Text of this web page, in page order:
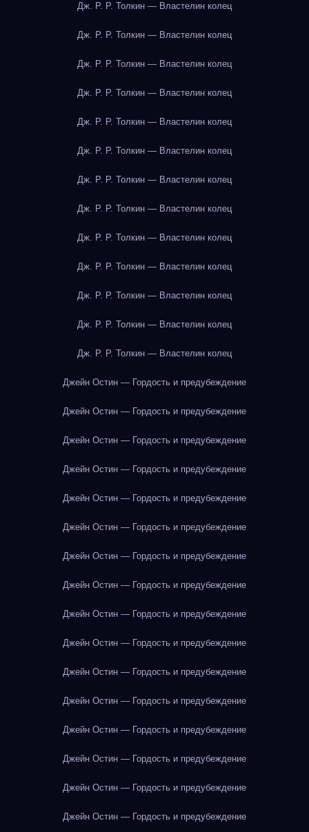
Дж. Р. Р. Толкин — Властелин колец
Дж. Р. Р. Толкин — Властелин колец
Дж. Р. Р. Толкин — Властелин колец
Дж. Р. Р. Толкин — Властелин колец
Дж. Р. Р. Толкин — Властелин колец
Дж. Р. Р. Толкин — Властелин колец
Дж. Р. Р. Толкин — Властелин колец
Дж. Р. Р. Толкин — Властелин колец
Дж. Р. Р. Толкин — Властелин колец
Дж. Р. Р. Толкин — Властелин колец
Дж. Р. Р. Толкин — Властелин колец
Дж. Р. Р. Толкин — Властелин колец
Дж. Р. Р. Толкин — Властелин колец
Джейн Остин — Гордость и предубеждение
Джейн Остин — Гордость и предубеждение
Джейн Остин — Гордость и предубеждение
Джейн Остин — Гордость и предубеждение
Джейн Остин — Гордость и предубеждение
Джейн Остин — Гордость и предубеждение
Джейн Остин — Гордость и предубеждение
Джейн Остин — Гордость и предубеждение
Джейн Остин — Гордость и предубеждение
Джейн Остин — Гордость и предубеждение
Джейн Остин — Гордость и предубеждение
Джейн Остин — Гордость и предубеждение
Джейн Остин — Гордость и предубеждение
Джейн Остин — Гордость и предубеждение
Джейн Остин — Гордость и предубеждение
Джейн Остин — Гордость и предубеждение